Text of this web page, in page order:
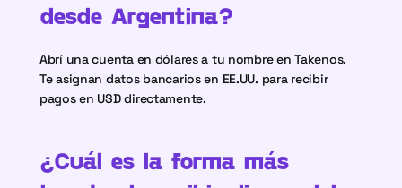
desde Argentina?
Abrí una cuenta en dólares a tu nombre en Takenos.
Te asignan datos bancarios en EE.UU. para recibir
pagos en USD directamente.
¿Cuál es la forma más